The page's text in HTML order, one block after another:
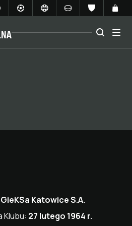
Katowice S.A.
Klubu: 27 lutego 1964 r.